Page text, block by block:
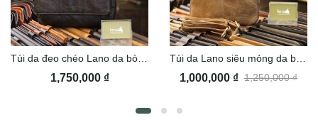
1,750,000 ₫
1,250,000₫
1,000,000 ₫